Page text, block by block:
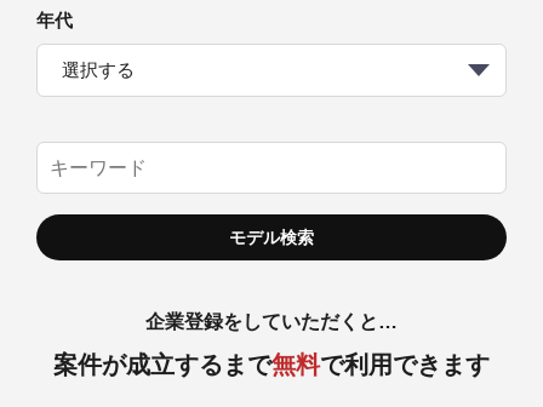
年代
選択する
企業登録をしていただくと…
案件が成立するまで無料で利用できます